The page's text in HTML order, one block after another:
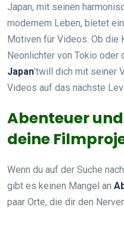
Japan, mit seinen
modernem Leben, bietet
Motiven für Videos. Ob die
Neonlichter von Tokio oder
Japan’twill dich mit seiner
Videos auf das nächste
Abenteuer
deine
Wenn du auf der Suche
gibt es keinen Mangel an
paar Orte, die dir den